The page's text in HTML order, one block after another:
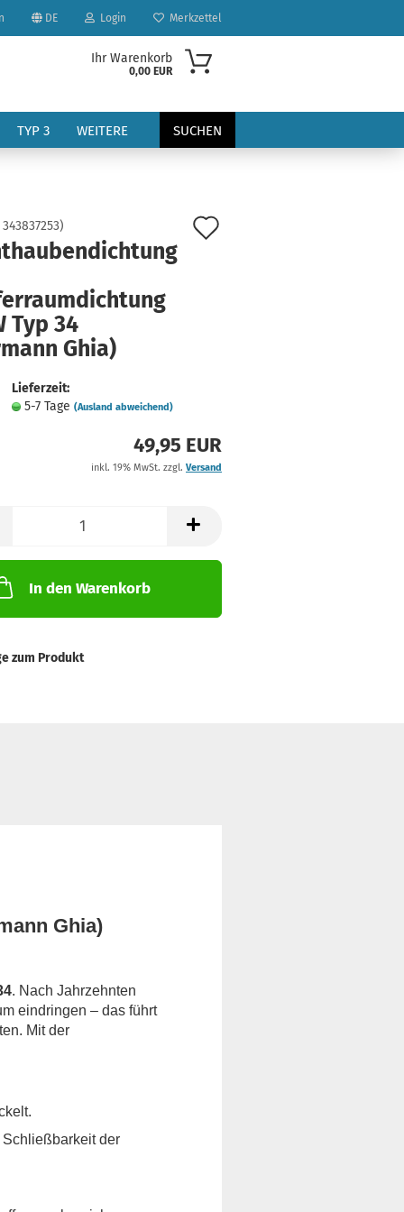
DE Login Merkzettel
Ihr Warenkorb
0,00 EUR
TYP 3 SUCHEN
WEITERE
343837253)
Typ 34
Ghia)
Lieferzeit:
5-7 Tage (Ausland abweichend)
49,95 EUR
inkl. 19% MwSt. zzgl. Versand
In den Warenkorb
zum Produkt
Ghia)
. Nach Jahrzehnten
eindringen – das führt
Mit der
der